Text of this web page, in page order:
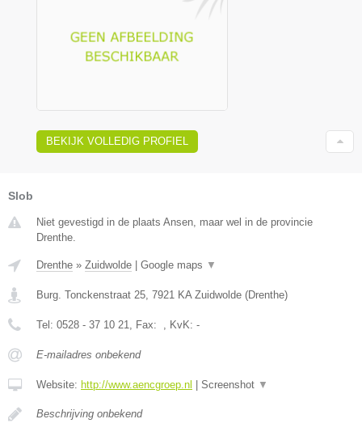
BEKIJK VOLLEDIG PROFIEL
Slob
Niet gevestigd in de plaats Ansen, maar wel in de provincie
Drenthe.
Drenthe » Zuidwolde Google maps ▼
Burg. Tonckenstraat 25 7921 KA Zuidwolde (Drenthe)
Tel: 0528 - 37 10 21 , Fax: , KvK: -
E-mailadres onbekend
Website: http://www.aencgroep.nl Screenshot ▼
Beschrijving onbekend